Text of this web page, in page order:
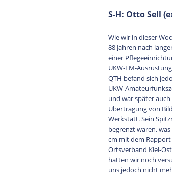
S-H: Otto Sell
Wie wir in dieser
88 Jahren nach
einer
UKW-FM-
QTH befand sich
UKW-
und war später
Übertragung von
Werkstatt. Sein
begrenzt waren,
cm mit dem Rapport
Ortsverband Kiel-
hatten wir noch
uns jedoch nicht